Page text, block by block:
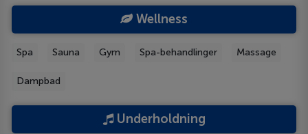
Wellness
Spa Sauna Gym Spa-behandlinger Massage
Dampbad
Underholdning